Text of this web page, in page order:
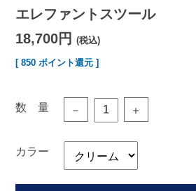
エレファントスツール
18,700円(税込)
[ 850 ポイント還元 ]
数 量 － ＋
カラー